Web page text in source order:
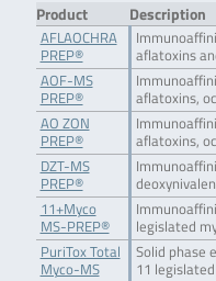
Product Description
AFLAOCHRA
PREP®
aflatoxins
AOF-MS
PREP®
aflatoxins,
AO ZON
PREP®
aflatoxins,
DZT-MS
PREP®
11+Myco
MS-PREP®
legislated
PuriTox Total
Myco-MS
Solid phase
11